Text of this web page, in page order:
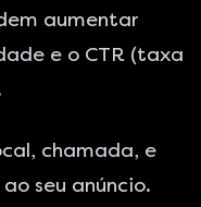
aumentar
e o CTR (taxa
chamada, e
seu anúncio.